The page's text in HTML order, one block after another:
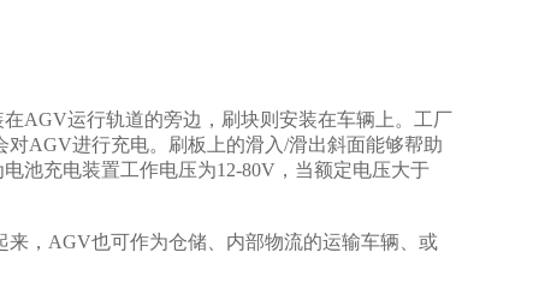
AGV运行轨道的旁边，刷块则安装在车辆上。工厂
AGV进行充电。刷板上的滑入/滑出斜面能够帮助
池充电装置工作电压为12-80V，当额定电压大于
，AGV也可作为仓储、内部物流的运输车辆、或